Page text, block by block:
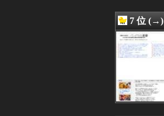
08/07 07:00
08/07 07:00
08/07 07:00
08/07 07:00
08/07 07:00
08/07 07:00
08/07 07:00
08/07 07:00
7 位 (→)